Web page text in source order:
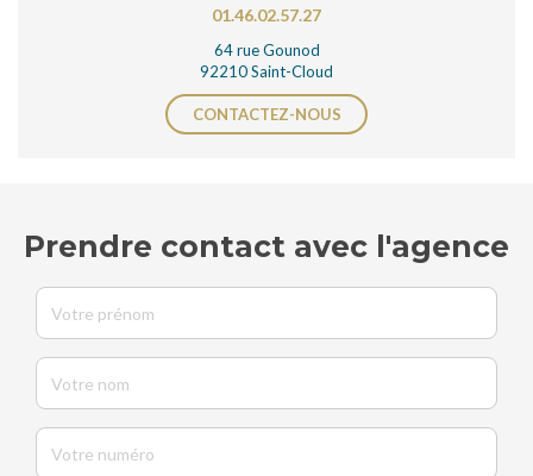
01.46.02.57.27
64 rue Gounod
92210 Saint-Cloud
CONTACTEZ-NOUS
Prendre contact avec l'agence